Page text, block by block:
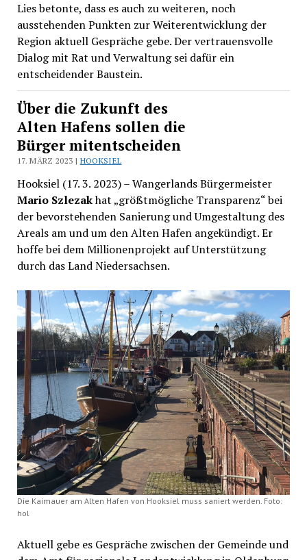
Lies betonte, dass es auch zu weiteren, noch
ausstehenden Punkten zur Weiterentwicklung der
Region aktuell Gespräche gebe. Der vertrauensvolle
Dialog mit Rat und Verwaltung sei dafür ein
entscheidender Baustein.
Über die Zukunft des
Alten Hafens sollen die
Bürger mitentscheiden
17. MÄRZ 2023 | HOOKSIEL
Hooksiel (17. 3. 2023) – Wangerlands Bürgermeister
Mario Szlezakhat „größtmögliche Transparenz“ bei
der bevorstehenden Sanierung und Umgestaltung des
Areals am und um den Alten Hafen angekündigt. Er
hoffe bei dem Millionenprojekt auf Unterstützung
durch das Land Niedersachsen.
Die Kaimauer am Alten Hafen von Hooksiel muss saniert werden. Foto:
hol
Aktuell gebe es Gespräche zwischen der Gemeinde und